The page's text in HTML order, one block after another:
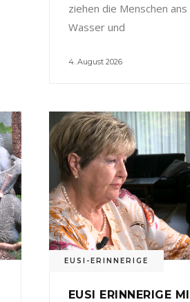
ziehen die Menschen ans
Wasser und
4. August 2026
EUSI-ERINNERIGE
EUSI ERINNERIGE